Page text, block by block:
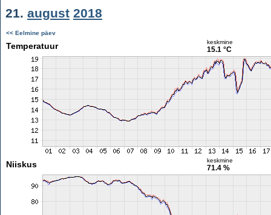
21. august 2018
<< Eelmine päev
Temperatuur keskmine
15.1 °C
Niiskus keskmine
71.4 %